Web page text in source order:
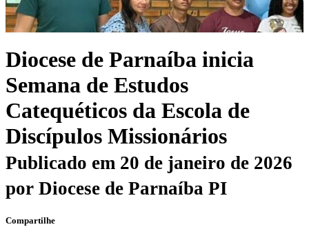
Diocese de Parnaíba inicia
Semana de Estudos
Catequéticos da Escola de
Discípulos Missionários
Publicado em 20 de janeiro de 2026
por Diocese de Parnaíba PI
Compartilhe